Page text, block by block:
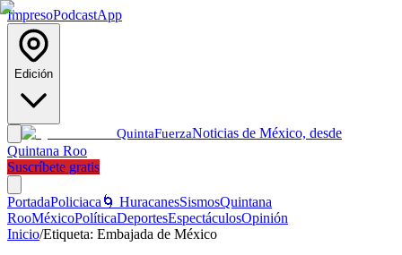
ImpresoPodcastApp
Edición
QuintaFuerzaNoticias de México, desde
Quintana Roo
Suscríbete gratis
PortadaPoliciaca 🌀 HuracanesSismosQuintana
RooMéxicoPolíticaDeportesEspectáculosOpinión
Inicio/Etiqueta: Embajada de México